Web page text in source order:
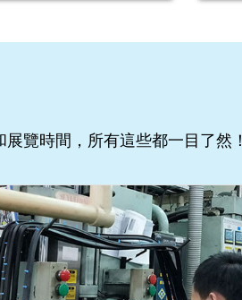
覽時間，所有這些都一目了然！